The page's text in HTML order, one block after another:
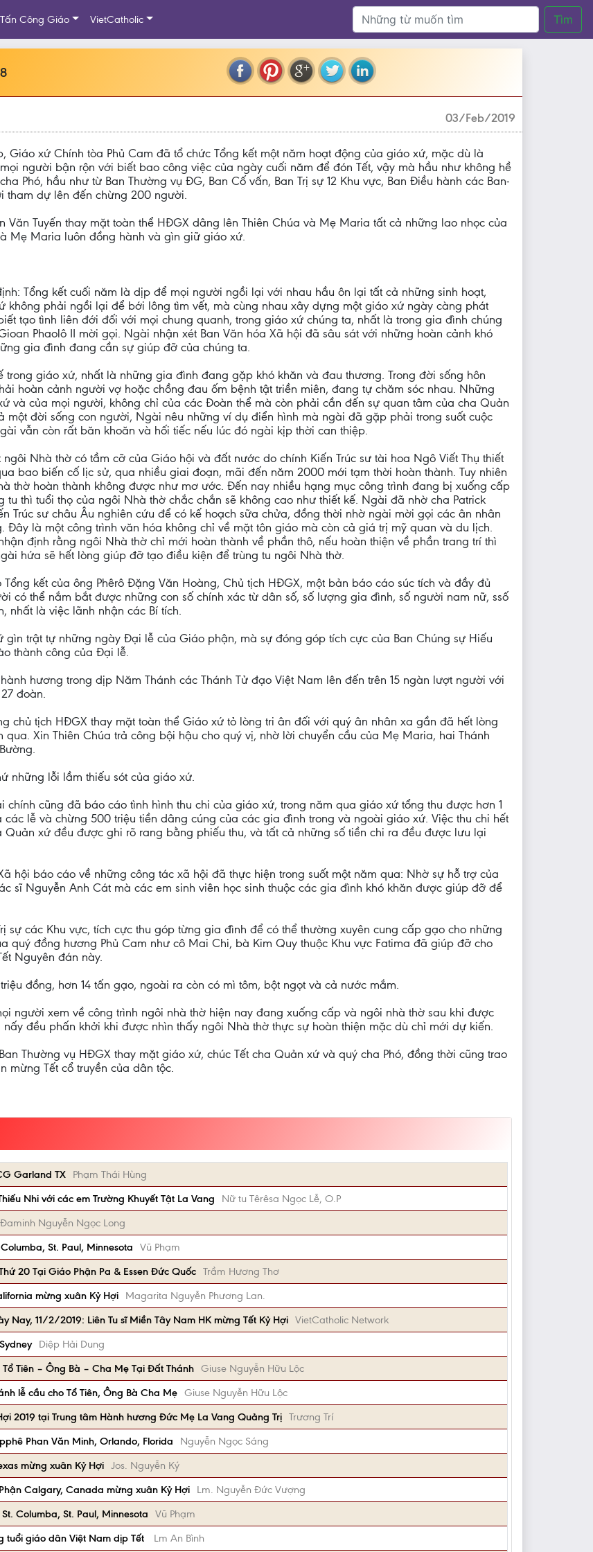
Công Giáo VietCatholic Tìm
03/Feb/2019
xứ Chính tòa Phủ Cam đã tổ chức Tổng kết một năm hoạt động của giáo xứ, mặc dù là
người bận rộn với biết bao công việc của ngày cuối năm để đón Tết, vậy mà hầu như không hề
Phó, hầu như từ Ban Thường vụ ĐG, Ban Cố vấn, Ban Trị sự 12 Khu vực, Ban Điều hành các Ban-
tham dự lên đến chừng 200 người.
Tuyến thay mặt toàn thể HĐGX dâng lên Thiên Chúa và Mẹ Maria tất cả những lao nhọc của
Mẹ Maria luôn đồng hành và gìn giữ giáo xứ.
Tổng kết cuối năm là dịp để mọi người ngồi lại với nhau hầu ôn lại tất cả những sinh hoạt,
không phải ngồi lại để bới lông tìm vết, mà cùng nhau xây dựng một giáo xứ ngày càng phát
tạo tình liên đới đối với mọi chung quanh, trong giáo xứ chúng ta, nhất là trong gia đình chúng
Phaolô II mời gọi. Ngài nhận xét Ban Văn hóa Xã hội đã sâu sát với những hoàn cảnh khó
gia đình đang cần sự giúp đỡ của chúng ta.
giáo xứ, nhất là những gia đình đang gặp khó khăn và đau thương. Trong đời sống hôn
hoàn cảnh người vợ hoặc chồng đau ốm bệnh tật triền miên, đang tự chăm sóc nhau. Những
và của mọi người, không chỉ của các Đoàn thể mà còn phải cần đến sự quan tâm của cha Quản
một đời sống con người, Ngài nêu những ví dụ điển hình mà ngài đã gặp phải trong suốt cuộc
vẫn còn rất băn khoăn và hối tiếc nếu lúc đó ngài kịp thời can thiệp.
Nhà thờ có tầm cỡ của Giáo hội và đất nước do chính Kiến Trúc sư tài hoa Ngô Viết Thụ thiết
bao biến cố lịc sử, qua nhiều giai đoạn, mãi đến năm 2000 mới tạm thời hoàn thành. Tuy nhiên
thờ hoàn thành không được như mơ ước. Đến nay nhiều hạng mục công trình đang bị xuống cấp
tu thì tuổi thọ của ngôi Nhà thờ chắc chắn sẽ không cao như thiết kế. Ngài đã nhờ cha Patrick
Trúc sư châu Âu nghiên cứu để có kế hoạch sữa chửa, đồng thời nhờ ngài mời gọi các ân nhân
là một công trình văn hóa không chỉ về mặt tôn giáo mà còn cả giá trị mỹ quan và du lịch.
định rằng ngôi Nhà thờ chỉ mới hoàn thành về phần thô, nếu hoàn thiện về phần trang trí thì
hứa sẽ hết lòng giúp đỡ tạo điều kiện để trùng tu ngôi Nhà thờ.
kết của ông Phêrô Đặng Văn Hoàng, Chủ tịch HĐGX, một bản báo cáo súc tích và đầy đủ
có thể nắm bắt được những con số chính xác từ dân số, số lượng gia đình, số người nam nữ, ssố
nhất là việc lãnh nhận các Bí tích.
trật tự những ngày Đại lễ của Giáo phận, mà sự đóng góp tích cực của Ban Chúng sự Hiếu
thành công của Đại lễ.
hương trong dịp Năm Thánh các Thánh Tử đạo Việt Nam lên đến trên 15 ngàn lượt người với
đoàn.
chủ tịch HĐGX thay mặt toàn thể Giáo xứ tỏ lòng tri ân đối với quý ân nhân xa gần đã hết lòng
Xin Thiên Chúa trả công bội hậu cho quý vị, nhờ lời chuyển cầu của Mẹ Maria, hai Thánh
những lỗi lầm thiếu sót của giáo xứ.
cũng đã báo cáo tình hình thu chi của giáo xứ, trong năm qua giáo xứ tổng thu được hơn 1
lễ và chừng 500 triệu tiền dâng cúng của các gia đình trong và ngoài giáo xứ. Việc thu chi hết
xứ đều được ghi rõ rang bằng phiếu thu, và tất cả những số tiền chi ra đều được lưu lại
hội báo cáo về những công tác xã hội đã thực hiện trong suốt một năm qua: Nhờ sự hỗ trợ của
sĩ Nguyễn Anh Cát mà các em sinh viên học sinh thuộc các gia đình khó khăn được giúp đỡ để
sự các Khu vực, tích cực thu góp từng gia đình để có thể thường xuyên cung cấp gạo cho những
quý đồng hương Phủ Cam như cô Mai Chi, bà Kim Quy thuộc Khu vực Fatima đã giúp đỡ cho
Nguyên đán này.
đồng, hơn 14 tấn gạo, ngoài ra còn có mì tôm, bột ngọt và cả nước mắm.
người xem về công trình ngôi nhà thờ hiện nay đang xuống cấp và ngôi nhà thờ sau khi được
đều phấn khởi khi được nhìn thấy ngôi Nhà thờ thực sự hoàn thiện mặc dù chỉ mới dự kiến.
Thường vụ HĐGX thay mặt giáo xứ, chúc Tết cha Quản xứ và quý cha Phó, đồng thời cũng trao
mừng Tết cổ truyền của dân tộc.
Garland TX
Phạm Thái Hùng
Nhi với các em Trường Khuyết Tật La Vang
Nữ tu Têrêsa Ngọc Lễ, O.P
Nguyễn Ngọc Long
St. Paul, Minnesota
Vũ Phạm
20 Tại Giáo Phận Pa & Essen Đức Quốc Trầm Hương Thơ
mừng xuân Kỷ Hợi
Magarita Nguyễn Phương Lan.
Nay, 11/2/2019: Liên Tu sĩ Miền Tây Nam HK mừng Tết Kỷ Hợi VietCatholic Network
Diệp Hải Dung
Tiên – Ông Bà – Cha Mẹ Tại Đất Thánh Giuse Nguyễn Hữu Lộc
lễ cầu cho Tổ Tiên, Ông Bà Cha Mẹ Giuse Nguyễn Hữu Lộc
2019 tại Trung tâm Hành hương Đức Mẹ La Vang Quảng Trị Trương Trí
Phan Văn Minh, Orlando, Florida
Nguyễn Ngọc Sáng
mừng xuân Kỷ Hợi Jos. Nguyễn Ký
Calgary, Canada mừng xuân Kỷ Hợi
Lm. Nguyễn Đức Vượng
Columba, St. Paul, Minnesota
Vũ Phạm
tuổi giáo dân Việt Nam dịp Tết Lm An Bình